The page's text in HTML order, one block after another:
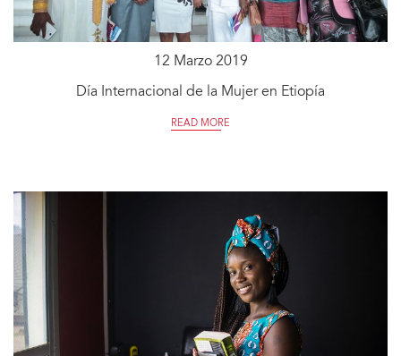
12 Marzo 2019
Día Internacional de la Mujer en Etiopía
READ MORE